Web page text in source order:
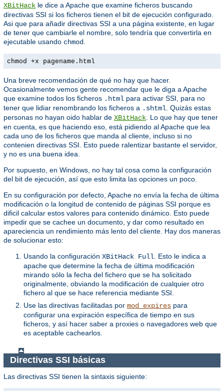
XBitHack le dice a Apache que examine ficheros buscando
directivas SSI si los ficheros tienen el bit de ejecución configurado.
Asi que para añadir directivas SSI a una página existente, en lugar
de tener que cambiarle el nombre, solo tendría que convertirla en
ejecutable usando chmod
chmod +x pagename.html
Una breve recomendación de qué no hay que hacer.
Ocasionalmente vemos gente recomendar que le diga a Apache
que examine todos los ficheros .html para activar SSI, para no
tener que lidiar renombrando los ficheros a .shtml . Quizás estas
personas no hayan oido hablar de XBitHack . Lo que hay que tener
en cuenta, es que haciendo eso, está pidiendo al Apache que lea
cada uno de los ficheros que manda al cliente, incluso si no
contenien directivas SSI. Esto puede ralentizar bastante el servidor,
y no es una buena idea.
Por supuesto, en Windows, no hay tal cosa como la configuración
del bit de ejecución, así que esto limita las opciones un poco.
En su configuración por defecto, Apache no envía la fecha de última
modificación o la longitud de contenido de páginas SSI porque es
dificil calcular estos valores para contenido dinámico. Esto puede
impedir que se cachee un documento, y dar como resultado en
apareciencia un rendimiento más lento del cliente. Hay dos maneras
de solucionar esto:
Usando la configuración XBitHack Full . Esto le indica a
apache que determine la fecha de última modificación
mirando sólo la fecha del fichero que se ha solicitado
originalmente, obviando la modificación de cualquier otro
fichero al que se hace referencia mediante SSI.
Use las directivas facilitadas por mod_expires para
configurar una expiración específica de tiempo en sus
ficheros, y así hacer saber a proxies o navegadores web que
es aceptable cachearlos.
Directivas SSI básicas
Las directivas SSI tienen la sintaxis siguiente: